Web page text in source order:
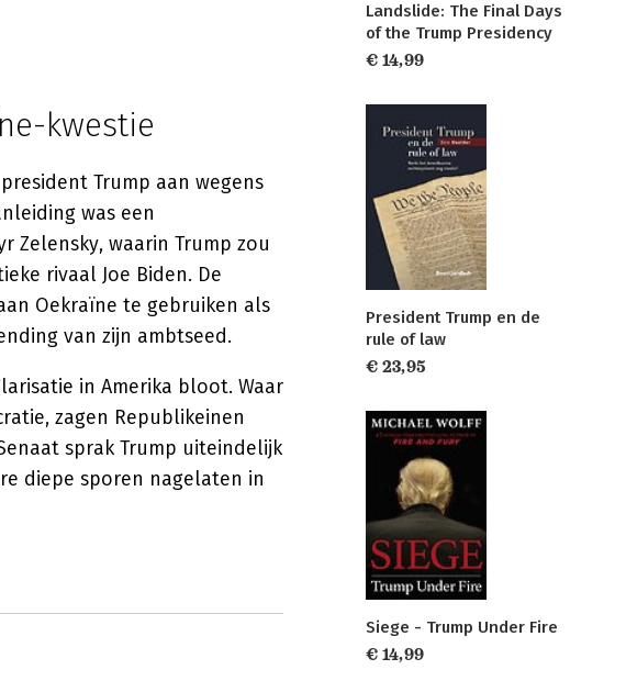
kwestie
Trump aan wegens
was een
Zelensky, waarin Trump zou
rivaal Joe Biden. De
Oekraïne te gebruiken als
van zijn ambtseed.
in Amerika bloot. Waar
zagen Republikeinen
sprak Trump uiteindelijk
diepe sporen nagelaten in
Landslide: The Final Days
of the Trump Presidency
€ 14,99
President Trump en de
rule of law
€ 23,95
Siege - Trump Under Fire
€ 14,99